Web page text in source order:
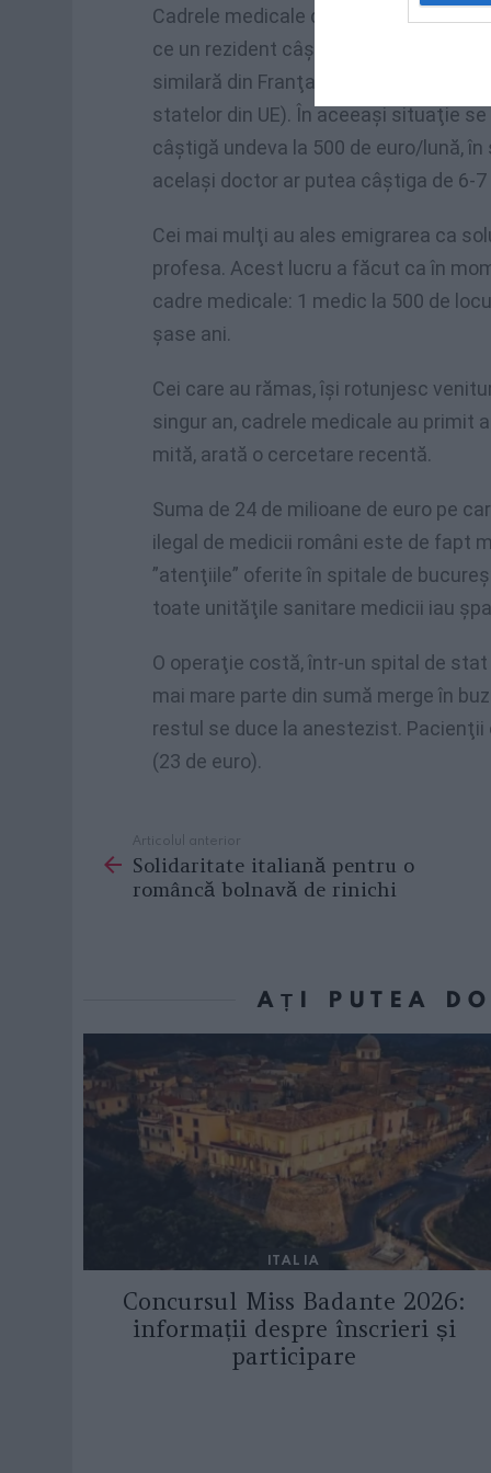
Cadrele medicale din România abia
ce un rezident câştigă 9 milioane/lună
similară din Franţa câştigă de cinci ori
statelor din UE). În aceeaşi situaţie
câştigă undeva la 500 de euro/lună,
acelaşi doctor ar putea câştiga de 6-7
Cei mai mulţi au ales emigrarea ca
profesa. Acest lucru a făcut ca în
cadre medicale: 1 medic la 500 de
şase ani.
Cei care au rămas, îşi rotunjesc
singur an, cadrele medicale au primit
mită, arată o cercetare recentă.
Suma de 24 de milioane de euro pe
ilegal de medicii români este de fapt
”atenţiile” oferite în spitale de
toate unităţile sanitare medicii iau
O operaţie costă, într-un spital de
mai mare parte din sumă merge în
restul se duce la anestezist.
(23 de euro).
more
Articolul anterior
Solidaritate italiană pentru o
româncă bolnavă de rinichi
AȚI PUTEA
ITALIA
Concursul Miss Badante 2026:
informații despre înscrieri și
participare